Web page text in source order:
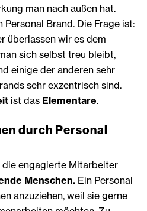
man nach außen hat.
Personal Brand. Die Frage ist:
überlassen wir es dem
sich selbst treu bleibt,
einige der anderen sehr
sehr exzentrisch sind.
ist das Elementare.
durch Personal
die engagierte Mitarbeiter
Menschen. Ein Personal
anzuziehen, weil sie gerne